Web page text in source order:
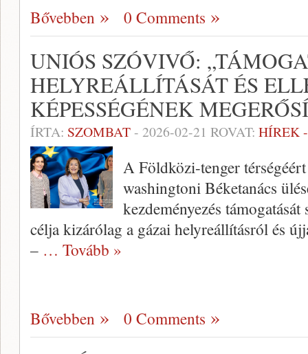
Bővebben 0 Comments
UNIÓS SZÓVIVŐ:
HELYREÁLLÍTÁSÁT ÉS
KÉPESSÉGÉNEK
ÍRTA: SZOMBAT- 2026-02-21 ROVAT: HÍREK
A Földközi-tenger
washingtoni Béketanács
kezdeményezés
célja kizárólag a gázai helyreállításról és
– … Tovább »
Bővebben 0 Comments